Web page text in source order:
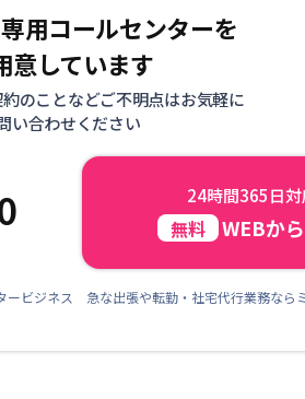
用コールセンターを
意しています
のことなどご不明点はお気軽に
い合わせください
24時間365日
無料 WEBか
ビジネス 急な出張や転勤・社宅代行業務なら